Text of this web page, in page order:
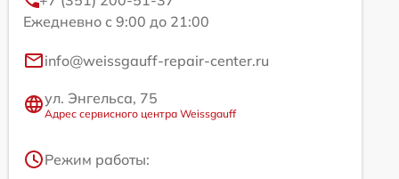
Ежедневно с 9:00 до 21:00
info@weissgauff-repair-center.ru
ул. Энгельса, 75
Адрес сервисного центра Weissgauff
Режим работы: